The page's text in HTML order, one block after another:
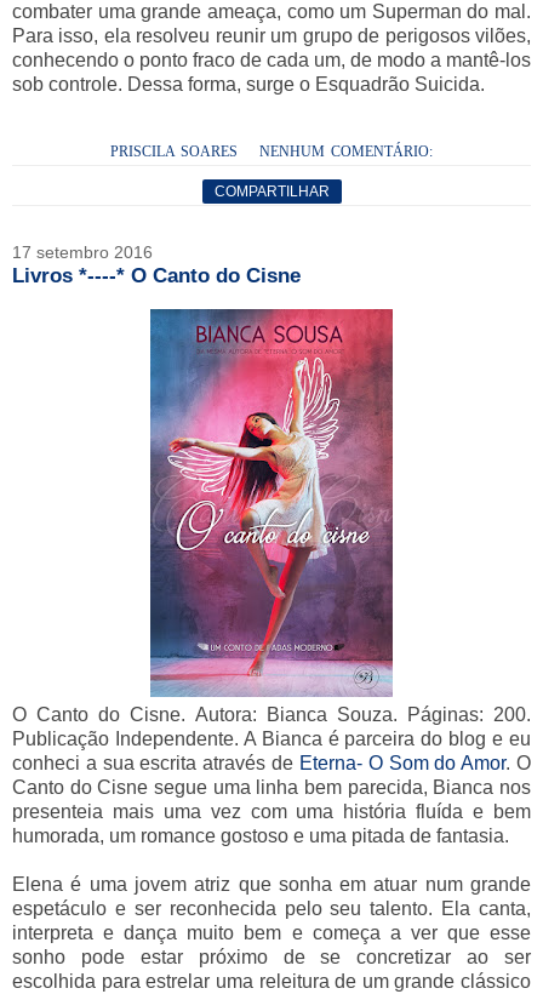
combater uma grande ameaça, como um Superman do mal.
Para isso, ela resolveu reunir um grupo de perigosos vilões,
conhecendo o ponto fraco de cada um, de modo a mantê-los
sob controle. Dessa forma, surge o Esquadrão Suicida.
PRISCILA SOARES NENHUM COMENTÁRIO:
COMPARTILHAR
17 setembro 2016
Livros *----* O Canto do Cisne
O Canto do Cisne. Autora: Bianca Souza. Páginas: 200.
Publicação Independente. A Bianca é parceira do blog e eu
conheci a sua escrita através de Eterna- O Som do Amor. O
Canto do Cisne segue uma linha bem parecida, Bianca nos
presenteia mais uma vez com uma história fluída e bem
humorada, um romance gostoso e uma pitada de fantasia.
Elena é uma jovem atriz que sonha em atuar num grande
espetáculo e ser reconhecida pelo seu talento. Ela canta,
interpreta e dança muito bem e começa a ver que esse
sonho pode estar próximo de se concretizar ao ser
escolhida para estrelar uma releitura de um grande clássico